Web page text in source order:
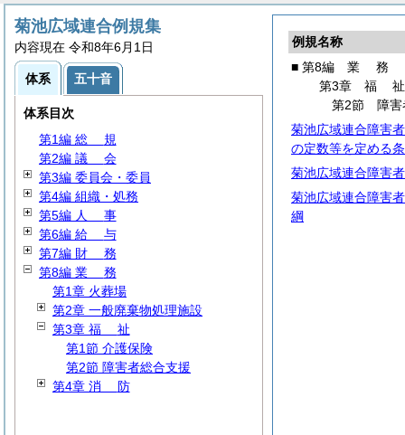
例規名称
■ 第8編 業 務
第3章 福祉
第2節 障害
菊池広域連合障害
の定数等を定める
菊池広域連合障害
菊池広域連合障害
綱
菊池広域連合例規集
内容現在 令和8年6月1日
体系 五十音
体系目次
第1編 総 規
第2編 議 会
第3編 委員会・委員
第4編 組織・処務
第5編 人 事
第6編 給 与
第7編 財 務
第8編 業 務
第1章 火葬場
第2章 一般廃棄物処理施設
第3章 福 祉
第1節 介護保険
第2節 障害者総合支援
第4章 消 防